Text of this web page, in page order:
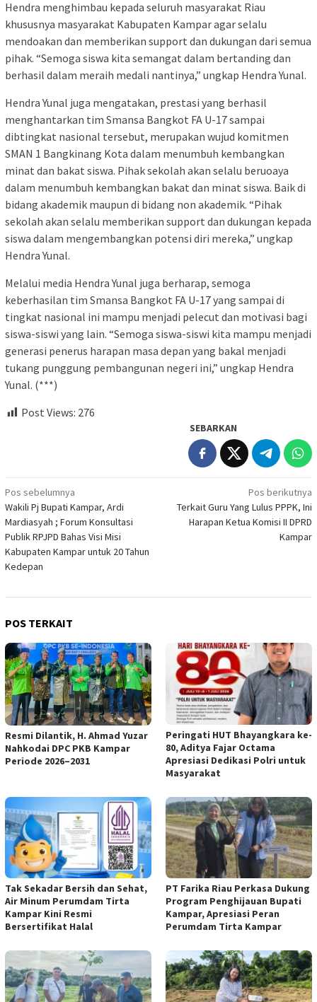
Hendra menghimbau kepada seluruh masyarakat Riau
khususnya masyarakat Kabupaten Kampar agar selalu
mendoakan dan memberikan support dan dukungan dari semua
pihak. “Semoga siswa kita semangat dalam bertanding dan
berhasil dalam meraih medali nantinya,” ungkap Hendra Yunal.
Hendra Yunal juga mengatakan, prestasi yang berhasil
menghantarkan tim Smansa Bangkot FA U-17 sampai
dibtingkat nasional tersebut, merupakan wujud komitmen
SMAN 1 Bangkinang Kota dalam menumbuh kembangkan
minat dan bakat siswa. Pihak sekolah akan selalu beruoaya
dalam menumbuh kembangkan bakat dan minat siswa. Baik di
bidang akademik maupun di bidang non akademik. “Pihak
sekolah akan selalu memberikan support dan dukungan kepada
siswa dalam mengembangkan potensi diri mereka,” ungkap
Hendra Yunal.
Melalui media Hendra Yunal juga berharap, semoga
keberhasilan tim Smansa Bangkot FA U-17 yang sampai di
tingkat nasional ini mampu menjadi pelecut dan motivasi bagi
siswa-siswi yang lain. “Semoga siswa-siswi kita mampu menjadi
generasi penerus harapan masa depan yang bakal menjadi
tukang punggung pembangunan negeri ini,” ungkap Hendra
Yunal. (***)
Post Views: 276
SEBARKAN
Navigasi
pos
Pos sebelumnya
Wakili Pj Bupati Kampar, Ardi
Mardiasyah ; Forum Konsultasi
Publik RPJPD Bahas Visi Misi
Kabupaten Kampar untuk 20 Tahun
Kedepan
Pos berikutnya
Terkait Guru Yang Lulus PPPK, Ini
Harapan Ketua Komisi II DPRD
Kampar
POS TERKAIT
Resmi Dilantik, H. Ahmad Yuzar
Nahkodai DPC PKB Kampar
Periode 2026–2031
Peringati HUT Bhayangkara ke-
80, Aditya Fajar Octama
Apresiasi Dedikasi Polri untuk
Masyarakat
Tak Sekadar Bersih dan Sehat,
Air Minum Perumdam Tirta
Kampar Kini Resmi
Bersertifikat Halal
PT Farika Riau Perkasa Dukung
Program Penghijauan Bupati
Kampar, Apresiasi Peran
Perumdam Tirta Kampar